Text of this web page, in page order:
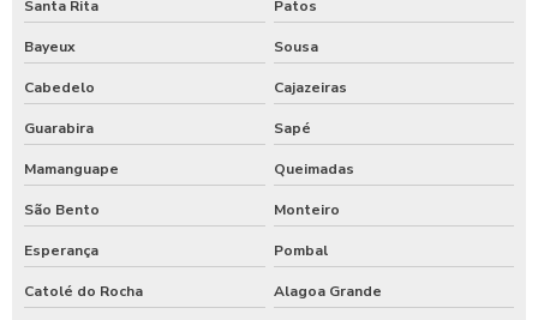
Santa Rita Patos
Bayeux Sousa
Cabedelo Cajazeiras
Guarabira Sapé
Mamanguape Queimadas
São Bento Monteiro
Esperança Pombal
Catolé do Rocha Alagoa Grande